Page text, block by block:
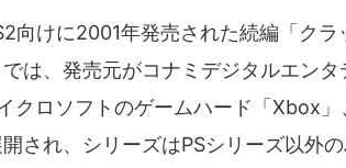
向けに2001年発売された続編「ク
は、発売元がコナミデジタルエン
クロソフトのゲームハード「Xbox
され、シリーズはPSシリーズ以外